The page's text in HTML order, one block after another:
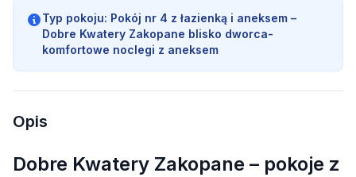
Typ pokoju: Pokój nr 4 z łazienką i aneksem –
Dobre Kwatery Zakopane blisko dworca-
komfortowe noclegi z aneksem
Opis
Dobre Kwatery Zakopane – pokoje z